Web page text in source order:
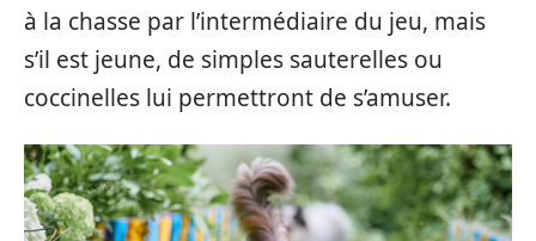
à la chasse par l’intermédiaire du jeu, mais
s’il est jeune, de simples sauterelles ou
coccinelles lui permettront de s’amuser.